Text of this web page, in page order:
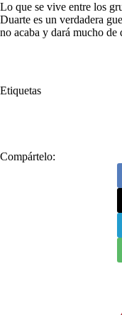
Lo que se vive entre los
Duarte es un verdadera
no acaba y dará mucho de
Etiquetas
Compártelo: